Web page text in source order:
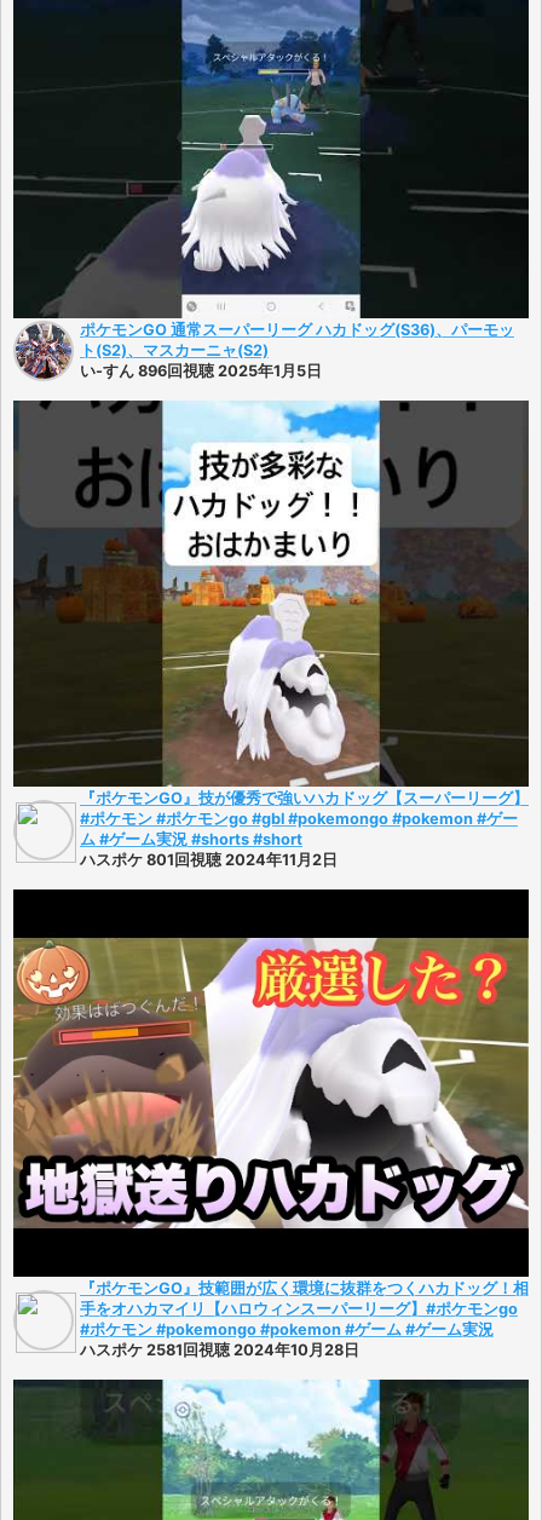
ポケモンGO 通常スーパーリーグ ハカドッグ(S36)、パーモッ
ト(S2)、マスカーニャ(S2)
い-すん 896回視聴 2025年1月5日
『ポケモンGO』技が優秀で強いハカドッグ【スーパーリーグ】
#ポケモン #ポケモンgo #gbl #pokemongo #pokemon #ゲー
ム #ゲーム実況 #shorts #short
ハスポケ 801回視聴 2024年11月2日
『ポケモンGO』技範囲が広く環境に抜群をつくハカドッグ！相
手をオハカマイリ【ハロウィンスーパーリーグ】#ポケモンgo
#ポケモン #pokemongo #pokemon #ゲーム #ゲーム実況
ハスポケ 2581回視聴 2024年10月28日